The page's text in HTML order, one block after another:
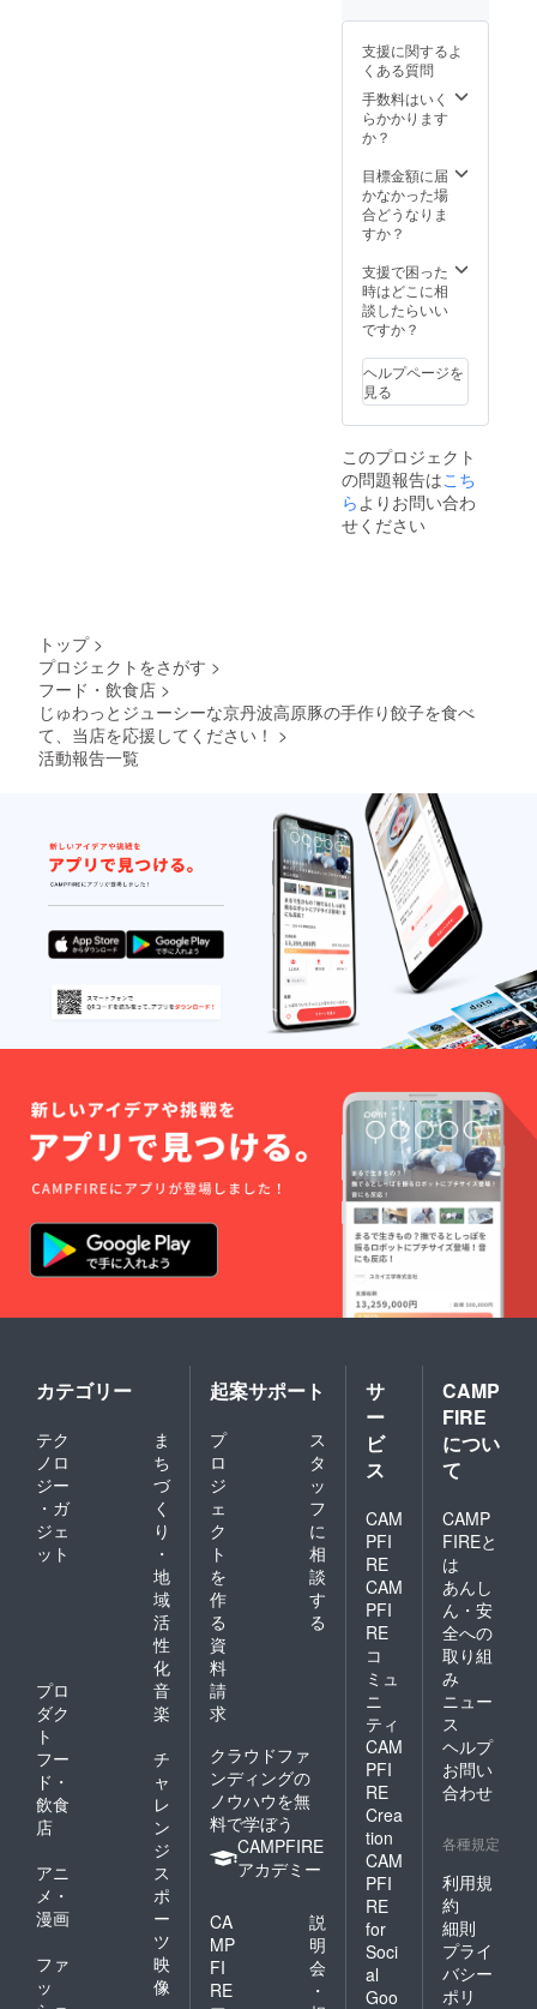
色パン
はピン
クまた
はキナ
リ。 色
希望に
添えな
い可能
が、な
るべく
ご希望
に添え
にお作
りいた
します
ので、
色4色の
うちの
どれ
か、内
布の色3
希望が
し」と
お書き
くださ
い。 ☆
手書き
のお礼
状
本 ☆ま
のおっ
きなエ
コバッ
グ2枚
☆パン
パンダ
の手作
りがま
口１つ
色はグ
レー、
ピン
ク、黄
色のど
れかに
なりま
す。 内
色パン
ダまた
はピン
クまた
はキナ
が、な
るべく
にお作
りいた
します
ので、
外側の
色4色の
うちの
どれ
か、内
布の色3
色の中
のどれ
かを備
考欄に
入くだ
さい。
特にご
希望が
ない場
合は
「色指
定な
し」と
くださ
い。 ☆
手書き
状 ☆店
頭、通
販、イ
ベント
時に配
布する
リーフ
万枚
と、1日
10000
人以上
動員す
るイベ
ント時
の看板
に5日間
スポン
サー枠
でお名
前を入
れさせ
ていた
だきそ
をSNS
介させ
ていた
だきま
す。 掲
載ご希
望のお
名前を
支援に関するよ
くある質問
手数料はいく
らかかります
か？
目標金額に届
かなかった場
合どうなりま
すか？
支援で困った
時はどこに相
談したらいい
ですか？
ヘルプページを
見る
このプロジェクト
の問題報告はこち
ら よりお問い合わ
せください
トップ >
プロジェクトをさがす >
フード・飲食店 >
じゅわっとジューシーな京丹波高原豚の手作り餃子を食べ
て、当店を応援してください！ >
活動報告一覧
カテゴリー
テク
ノロ
ジー
・ガ
ジェ
ット
ま
ち
づ
く
り
・
地
域
活
性
化
プロ
ダク
ト
音
楽
フー
ド・
飲食
店
チ
ャ
レ
ン
ジ
アニ
メ・
漫画
ス
ポ
ー
ツ
ファ
ッ
映
像
起案サポート
プ
ロ
ジ
ェ
ク
ト
を
作
る
ス
タ
ッ
フ
に
相
談
す
る
資
料
請
求
クラウドファ
ンディングの
ノウハウを無
料で学ぼう
CAMPFIRE
アカデミー
CA
MP
FI
RE
説
明
会
・
サ
ー
ビ
ス
CAM
PFI
RE
CAM
PFI
RE
コ
ミュ
ニ
ティ
CAM
PFI
RE
Crea
tion
CAM
PFI
RE
for
Soci
al
Goo
CAMP
FIRE
につい
て
CAMP
FIREと
は
あんし
ん・安
全への
取り組
み
ニュー
ス
ヘルプ
お問い
合わせ
各種規定
利用規
約
細則
プライ
バシー
ポリ